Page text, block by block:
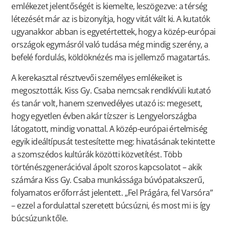
emlékezet jelentőségét is kiemelte, leszögezve: a térség
létezését már az is bizonyítja, hogy vitát vált ki. A kutatók
ugyanakkor abban is egyetértettek, hogy a közép-európai
országok egymásról való tudása még mindig szerény, a
befelé fordulás, köldöknézés ma is jellemző magatartás.
A kerekasztal résztvevői személyes emlékeiket is
megosztották. Kiss Gy. Csaba nemcsak rendkívüli kutató
és tanár volt, hanem szenvedélyes utazó is: megesett,
hogy egyetlen évben akár tízszer is Lengyelországba
látogatott, mindig vonattal. A közép-európai értelmiség
egyik ideáltípusát testesítette meg: hivatásának tekintette
a szomszédos kultúrák közötti közvetítést. Több
történészgenerációval ápolt szoros kapcsolatot – akik
számára Kiss Gy. Csaba munkássága búvópatakszerű,
folyamatos erőforrást jelentett. „Fel Prágára, fel Varsóra”
– ezzel a fordulattal szeretett búcsúzni, és most mi is így
búcsúzunk tőle.